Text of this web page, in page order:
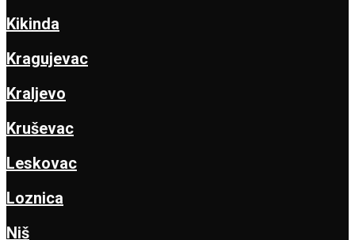
Kikinda
Kragujevac
Kraljevo
Kruševac
Leskovac
Loznica
Niš